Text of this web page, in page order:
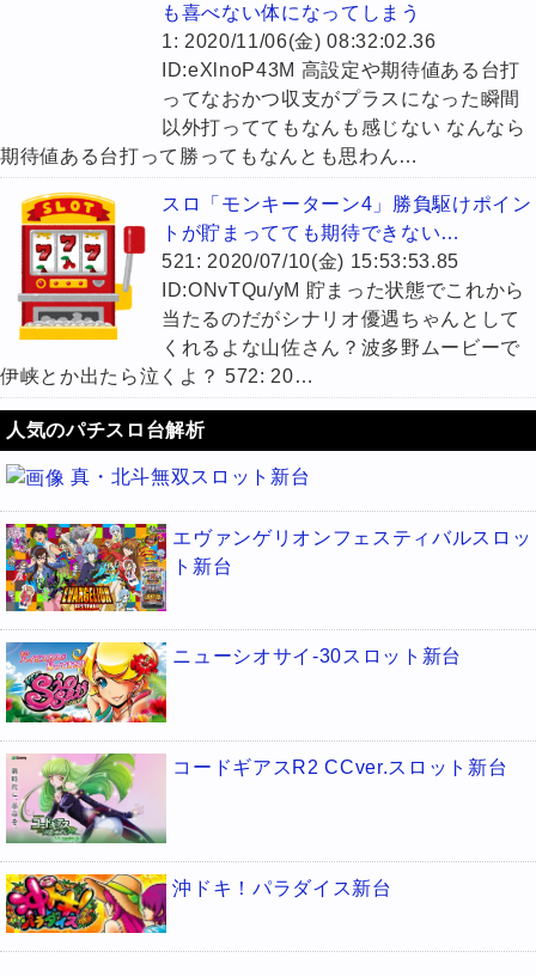
も喜べない体になってしまう
1: 2020/11/06(金) 08:32:02.36
ID:eXlnoP43M 高設定や期待値ある台打
ってなおかつ収支がプラスになった瞬間
以外打っててもなんも感じない なんなら
期待値ある台打って勝ってもなんとも思わん…
スロ「モンキーターン4」勝負駆けポイン
トが貯まってても期待できない…
521: 2020/07/10(金) 15:53:53.85
ID:ONvTQu/yM 貯まった状態でこれから
当たるのだがシナリオ優遇ちゃんとして
くれるよな山佐さん？波多野ムービーで
伊峡とか出たら泣くよ？ 572: 20…
人気のパチスロ台解析
真・北斗無双スロット新台
エヴァンゲリオンフェスティバルスロッ
ト新台
ニューシオサイ-30スロット新台
コードギアスR2 CCver.スロット新台
沖ドキ！パラダイス新台